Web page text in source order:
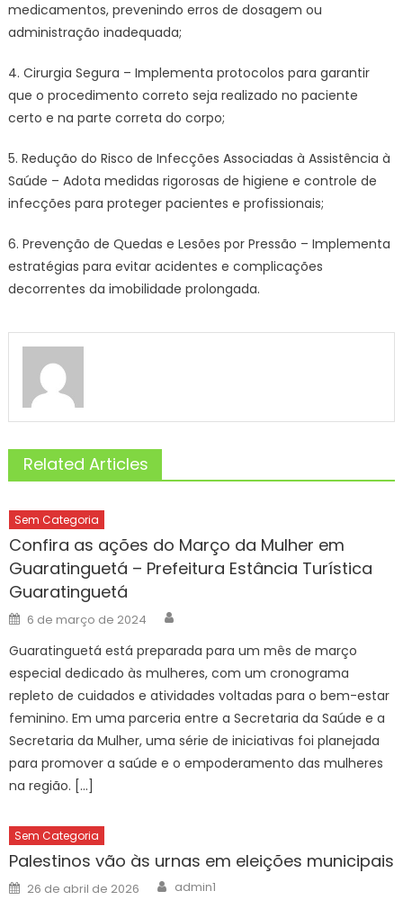
medicamentos, prevenindo erros de dosagem ou
administração inadequada;
4. Cirurgia Segura – Implementa protocolos para garantir
que o procedimento correto seja realizado no paciente
certo e na parte correta do corpo;
5. Redução do Risco de Infecções Associadas à Assistência à
Saúde – Adota medidas rigorosas de higiene e controle de
infecções para proteger pacientes e profissionais;
6. Prevenção de Quedas e Lesões por Pressão – Implementa
estratégias para evitar acidentes e complicações
decorrentes da imobilidade prolongada.
Related Articles
Sem Categoria
Confira as ações do Março da Mulher em
Guaratinguetá – Prefeitura Estância Turística
Guaratinguetá
Posted
on
6 de março de 2024
Guaratinguetá está preparada para um mês de março
especial dedicado às mulheres, com um cronograma
repleto de cuidados e atividades voltadas para o bem-estar
feminino. Em uma parceria entre a Secretaria da Saúde e a
Secretaria da Mulher, uma série de iniciativas foi planejada
para promover a saúde e o empoderamento das mulheres
na região. […]
Sem Categoria
Palestinos vão às urnas em eleições municipais
Posted
on
26 de abril de 2026 Author
admin1